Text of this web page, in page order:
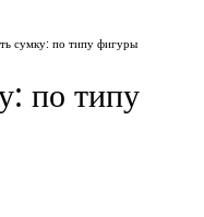
сумку: по типу фигуры
по типу